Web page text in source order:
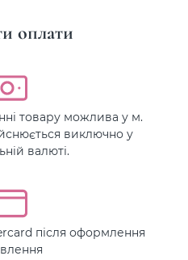
оплати
товару можлива у м.
виключно у
валюті.
після оформлення